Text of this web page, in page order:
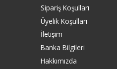
Sipariş Koşulları
Üyelik Koşulları
İletişim
Banka Bilgileri
Hakkımızda